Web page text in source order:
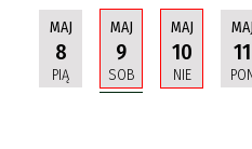
MAJ
8
PIĄ
MAJ
9
SOB
MAJ
10
NIE
MAJ
11